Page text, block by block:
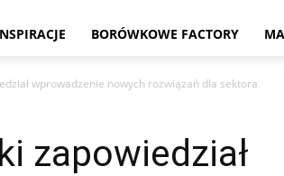
BORÓWKOWE FACTORY
wprowadzenie nowych rozwiązań dla sektora
zapowiedział